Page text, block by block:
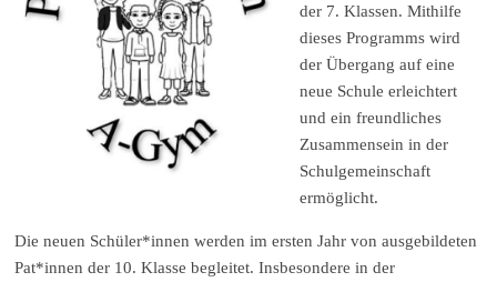
der 7. Klassen. Mithilfe
dieses Programms wird
der Übergang auf eine
neue Schule erleichtert
und ein freundliches
Zusammensein in der
Schulgemeinschaft
ermöglicht.
Die neuen Schüler*innen werden im ersten Jahr von ausgebildeten
Pat*innen der 10. Klasse begleitet. Insbesondere in der